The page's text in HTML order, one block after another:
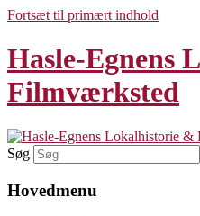
Fortsæt til primært indhold
Hasle-Egnens
Filmværksted
Søg
Hovedmenu